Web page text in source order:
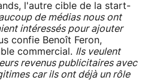
l'autre cible de la start-
de médias nous ont
intéressés pour ajouter
confie Benoît Feron,
commercial. Ils veulent
revenus publicitaires avec
car ils ont déjà un rôle